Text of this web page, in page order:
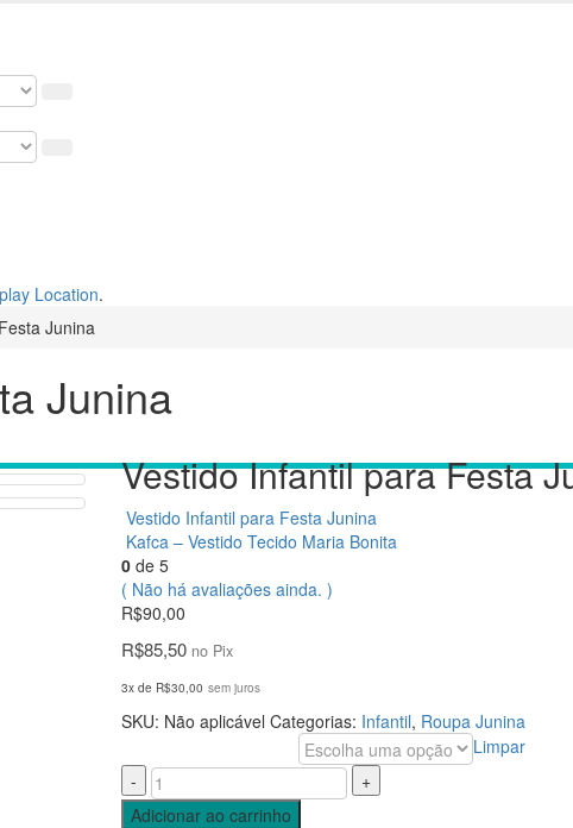
Location.
Junina
Junina
Vestido Infantil para Festa
Vestido Infantil para Festa Junina
Kafca – Vestido Tecido Maria Bonita
0de 5
( Não há avaliações ainda. )
R$90,00
R$85,50 no Pix
3x de R$30,00 sem juros
SKU: Não aplicável Categorias: Infantil, Roupa Junina
Limpar
-
+
Adicionar ao carrinho